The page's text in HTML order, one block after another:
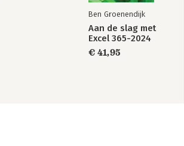
Ben Groenendijk
Aan de slag met
Excel 365-2024
€ 41,95